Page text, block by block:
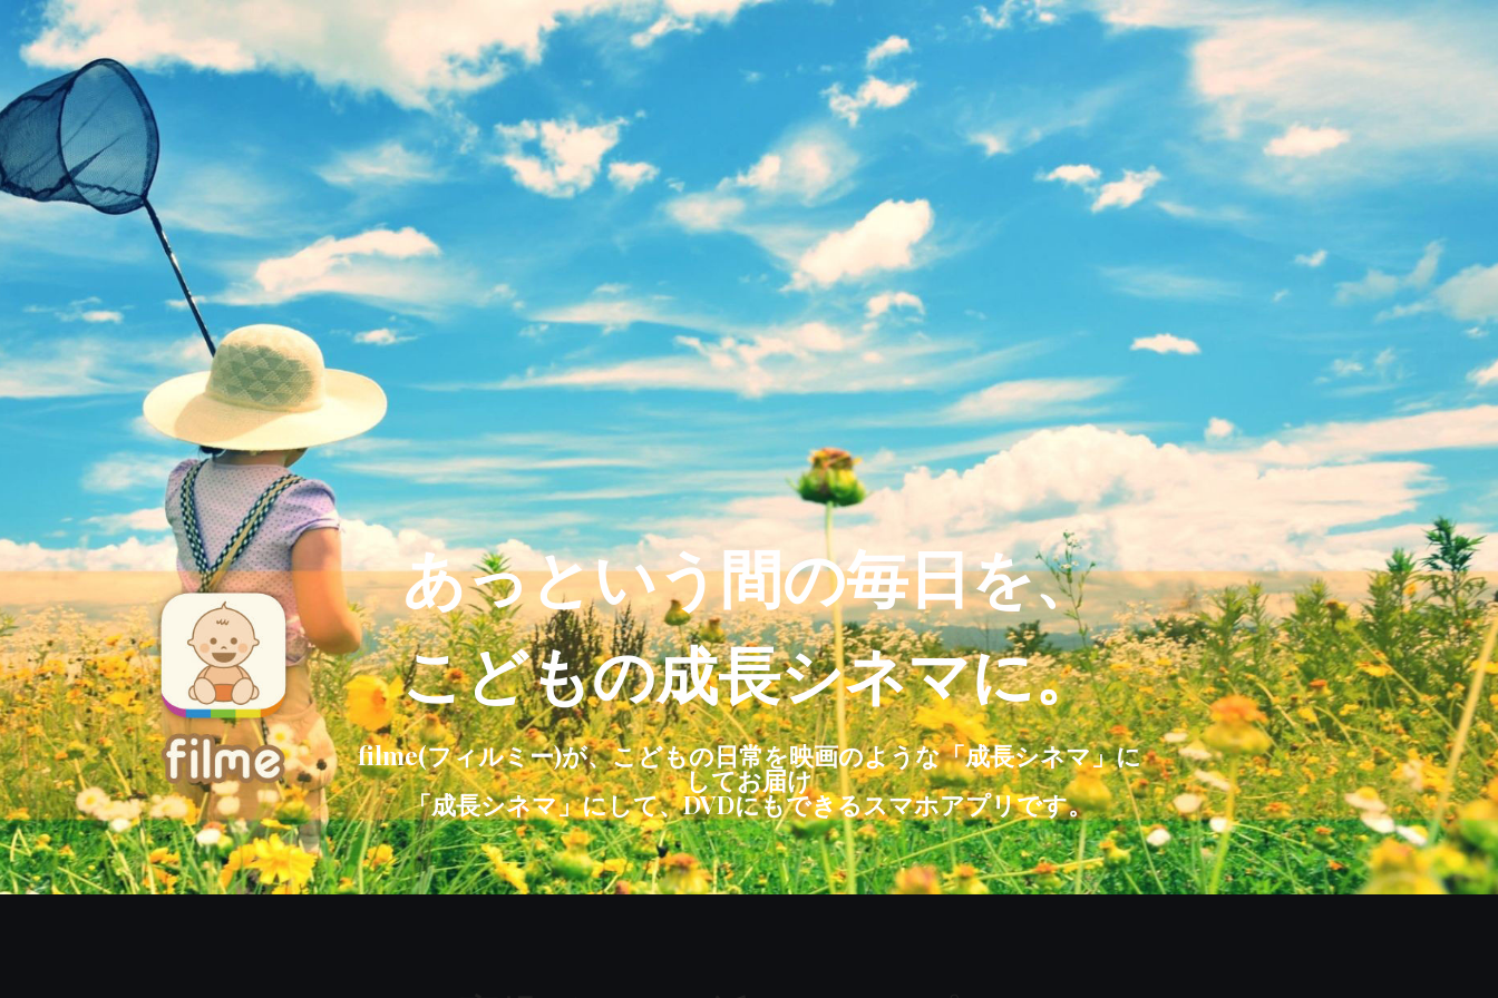
あっという間の毎日を、
こどもの成長シネマに。
filme(フィルミー)が、こどもの日常を映画のような「成長シネマ」に
してお届け
「成長シネマ」にして、DVDにもできるスマホアプリです。